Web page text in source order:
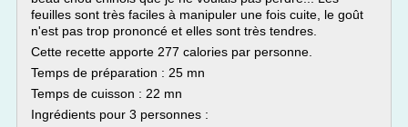
feuilles sont très faciles à manipuler une fois cuite, le goût
n'est pas trop prononcé et elles sont très tendres.
Cette recette apporte 277 calories par personne.
Temps de préparation : 25 mn
Temps de cuisson : 22 mn
Ingrédients pour 3 personnes :